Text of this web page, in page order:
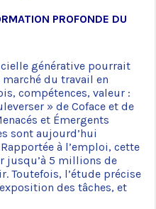
PROFONDE DU
générative pourrait
du travail en
compétences, valeur :
» de Coface et de
et Émergents
sont aujourd’hui
à l’emploi, cette
jusqu’à 5 millions de
Toutefois, l’étude précise
des tâches, et